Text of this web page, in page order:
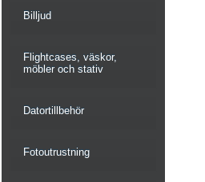
Billjud
Flightcases, väskor,
möbler och stativ
Datortillbehör
Fotoutrustning